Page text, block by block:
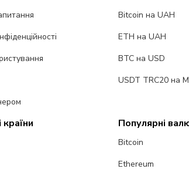
Bitcoin на UAH
ETH на UAH
BTC на USD
USDT TRC20 на
Популярні
Bitcoin
Ethereum